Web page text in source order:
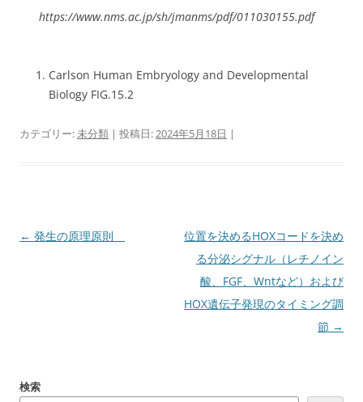
https://www.nms.ac.jp/sh/jmanms/pdf/011030155.pdf
Carlson Human Embryology and Developmental
Biology FIG.15.2
カテゴリー: 未分類 | 投稿日: 2024年5月18日 |
投
ョ
← 発生の原理原則
位置を決めるHOXコードを決め
る分泌シグナル（レチノイン
酸、FGF、Wntなど）および
HOX遺伝子発現のタイミング調
節 →
検索